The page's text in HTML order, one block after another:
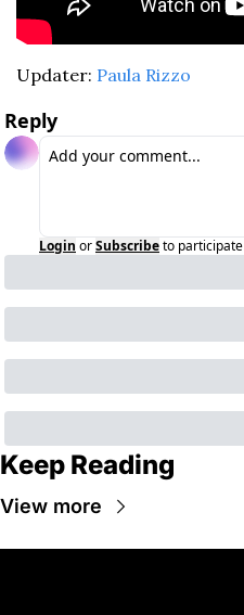
Updater: Paula Rizzo
Reply
Login orSubscribeto participate
Keep Reading
View more